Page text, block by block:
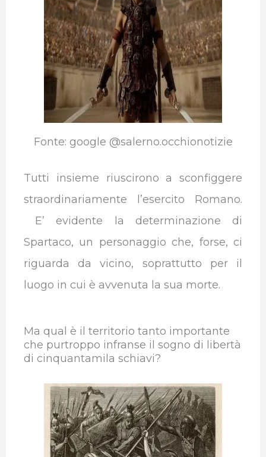
Fonte: google @salerno.occhionotizie
Tutti insieme riuscirono a sconfiggere
straordinariamente l’esercito Romano.
E’ evidente la determinazione di
Spartaco, un personaggio che, forse, ci
riguarda da vicino, soprattutto per il
luogo in cui è avvenuta la sua morte.
Ma qual è il territorio tanto importante
che purtroppo infranse il sogno di libertà
di cinquantamila schiavi?